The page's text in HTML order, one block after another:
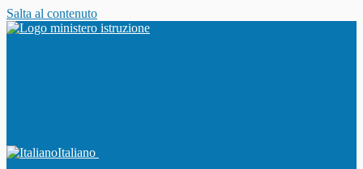
Salta al contenuto
Italiano